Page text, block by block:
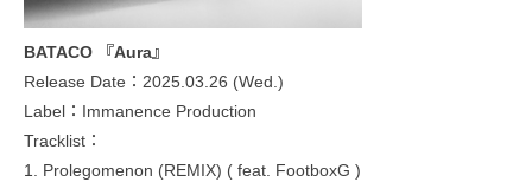
BATACO 『Aura』
Release Date：2025.03.26 (Wed.)
Label：Immanence Production
Tracklist：
1. Prolegomenon (REMIX) ( feat. FootboxG )